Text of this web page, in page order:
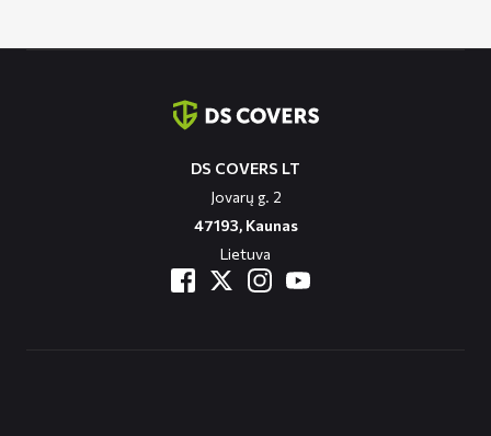
DS COVERS LT
Jovarų g. 2
47193, Kaunas
Lietuva